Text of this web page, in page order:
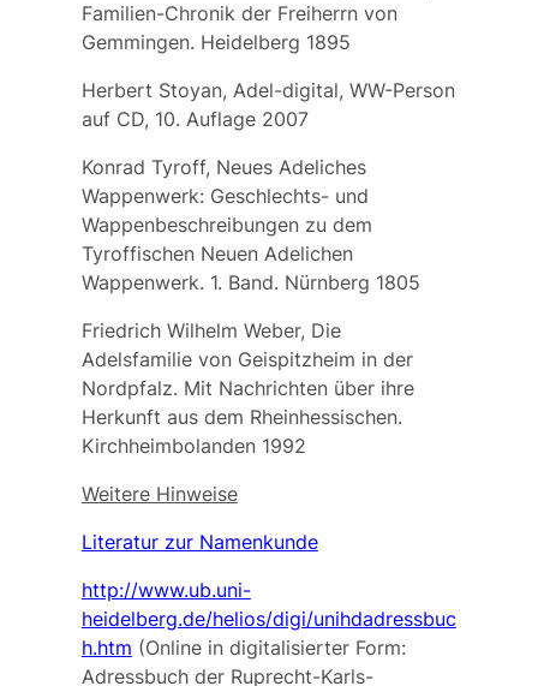
Familien-Chronik der Freiherrn von
Gemmingen. Heidelberg 1895
Herbert Stoyan, Adel-digital, WW-Person
auf CD, 10. Auflage 2007
Konrad Tyroff, Neues Adeliches
Wappenwerk: Geschlechts- und
Wappenbeschreibungen zu dem
Tyroffischen Neuen Adelichen
Wappenwerk. 1. Band. Nürnberg 1805
Friedrich Wilhelm Weber, Die
Adelsfamilie von Geispitzheim in der
Nordpfalz. Mit Nachrichten über ihre
Herkunft aus dem Rheinhessischen.
Kirchheimbolanden 1992
Weitere Hinweise
Literatur zur Namenkunde
http://www.ub.uni-
heidelberg.de/helios/digi/unihdadressbuc
h.htm (Online in digitalisierter Form:
Adressbuch der Ruprecht-Karls-